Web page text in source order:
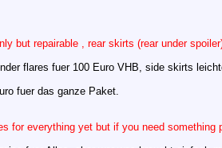
but repairable , rear skirts (rear under
flares fuer 100 Euro VHB, side skirts
fuer das ganze Paket.
for everything yet but if you need something